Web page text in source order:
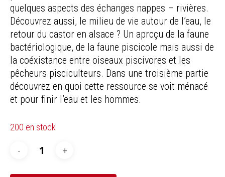
quelques aspects des échanges nappes – rivières.
Découvrez aussi, le milieu de vie autour de l’eau, le
retour du castor en alsace ? Un aprcçu de la faune
bactériologique, de la faune piscicole mais aussi de
la coéxistance entre oiseaux piscivores et les
pêcheurs pisciculteurs. Dans une troisième partie
découvrez en quoi cette ressource se voit ménacé
et pour finir l’eau et les hommes.
200 en stock